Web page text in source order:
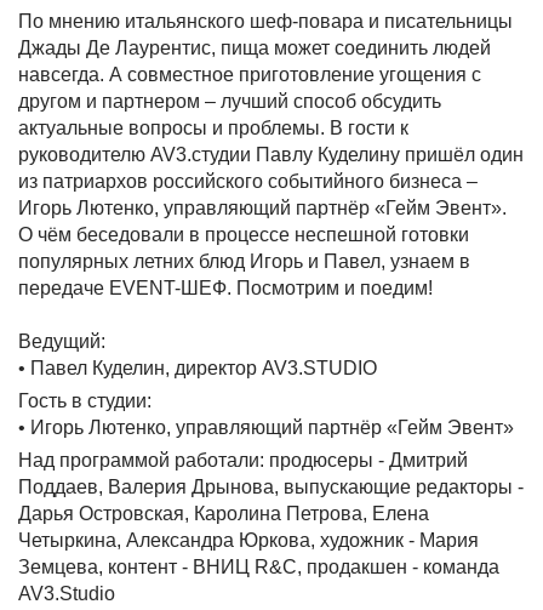
По мнению итальянского шеф-повара и писательницы
Джады Де Лаурентис, пища может соединить людей
навсегда. А совместное приготовление угощения с
другом и партнером – лучший способ обсудить
актуальные вопросы и проблемы. В гости к
руководителю AV3.студии Павлу Куделину пришёл один
из патриархов российского событийного бизнеса –
Игорь Лютенко, управляющий партнёр «Гейм Эвент».
О чём беседовали в процессе неспешной готовки
популярных летних блюд Игорь и Павел, узнаем в
передаче EVENT-ШЕФ. Посмотрим и поедим!
Ведущий:
• Павел Куделин, директор AV3.STUDIO
Гость в студии:
• Игорь Лютенко, управляющий партнёр «Гейм Эвент»
Над программой работали: продюсеры - Дмитрий
Поддаев, Валерия Дрынова, выпускающие редакторы -
Дарья Островская, Каролина Петрова, Елена
Четыркина, Александра Юркова, художник - Мария
Земцева, контент - ВНИЦ R&C, продакшен - команда
AV3.Studio